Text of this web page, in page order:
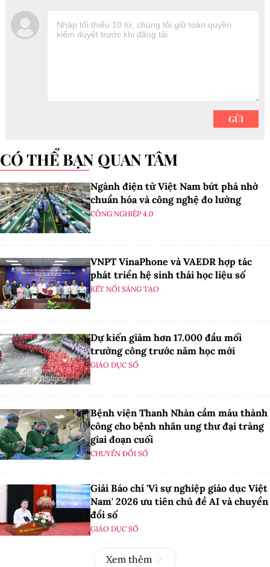
CÓ THỂ BẠN QUAN TÂM
Ngành điện tử Việt Nam bứt phá nhờ
chuẩn hóa và công nghệ đo lường
CÔNG NGHIỆP 4.0
VNPT VinaPhone và VAEDR hợp tác
phát triển hệ sinh thái học liệu số
KẾT NỐI SÁNG TẠO
Dự kiến giảm hơn 17.000 đầu mối
trường công trước năm học mới
GIÁO DỤC SỐ
Bệnh viện Thanh Nhàn cầm máu thành
công cho bệnh nhân ung thư đại tràng
giai đoạn cuối
CHUYỂN ĐỔI SỐ
Giải Báo chí 'Vì sự nghiệp giáo dục Việt
Nam' 2026 ưu tiên chủ đề AI và chuyển
đổi số
GIÁO DỤC SỐ
Xem thêm